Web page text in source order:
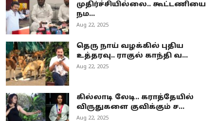
முதிர்ச்சியில்லை.. கூட்டணியை
நம...
Aug 22, 2025
தெரு நாய் வழக்கில் புதிய
உத்தரவு.. ராகுல் காந்தி வ...
Aug 22, 2025
கில்லாடி லேடி.. கராத்தேயில்
விருதுகளை குவிக்கும் ச...
Aug 22, 2025